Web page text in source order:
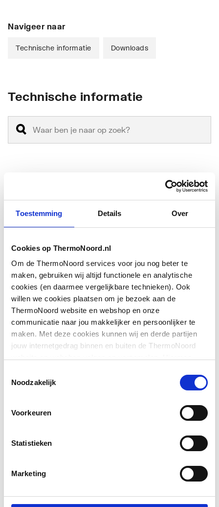
Toestemming Details Over
Cookies op ThermoNoord.nl
Om de ThermoNoord services voor jou nog beter te
maken, gebruiken wij altijd functionele en analytische
cookies (en daarmee vergelijkbare technieken). Ook
willen we cookies plaatsen om je bezoek aan de
ThermoNoord website en webshop en onze
communicatie naar jou makkelijker en persoonlijker te
maken. Met deze cookies kunnen wij en derde partijen
jouw internetgedrag binnen en buiten de ThermoNoord
communicatie aan jouw interesses aan. We slaan je
Noodzakelijk
Voorkeuren
Statistieken
Marketing
Navigeer naar
Technische informatie Downloads
Technische informatie
Max. tapcapaciteit (bij
0.383
Accentkleur Wit
KIWA-keur Nee
Volumestroomklasse Geen
Met douchearm Nee
Verstelbare kop Nee
Instelbare sproeihoek
Draadaansluiting
Plafondmontage Ja
Toon meer
Downloads
Bouwtekeningimage/png ,18 KB